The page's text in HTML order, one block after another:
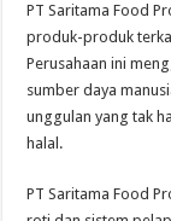
PT Saritama Food
produk-produk
Perusahaan ini
sumber daya
unggulan yang tak
halal.
PT Saritama Food